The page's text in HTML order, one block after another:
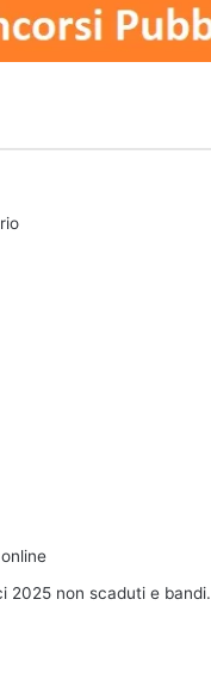
2025 non scaduti e bandi.